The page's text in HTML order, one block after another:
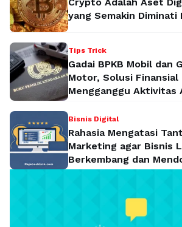
yang Semakin
Tips Trick
Gadai BPKB Mobil dan
Motor, Solusi Finansial
Mengganggu Aktivitas
Bisnis Digital
Rahasia Mengatasi
Marketing agar Bisnis
Berkembang dan